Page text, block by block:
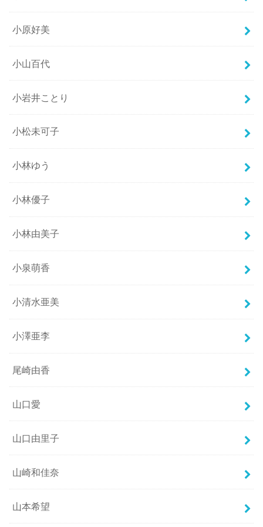
小原好美
小山百代
小岩井ことり
小松未可子
小林ゆう
小林優子
小林由美子
小泉萌香
小清水亜美
小澤亜李
尾崎由香
山口愛
山口由里子
山崎和佳奈
山本希望